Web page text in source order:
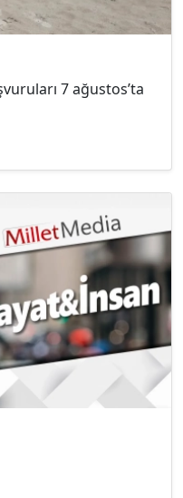
7 ağustos’ta